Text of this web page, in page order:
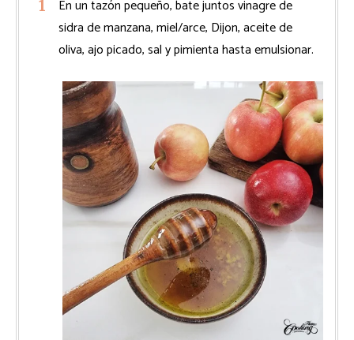
En un tazón pequeño, bate juntos vinagre de
sidra de manzana, miel/arce, Dijon, aceite de
oliva, ajo picado, sal y pimienta hasta emulsionar.